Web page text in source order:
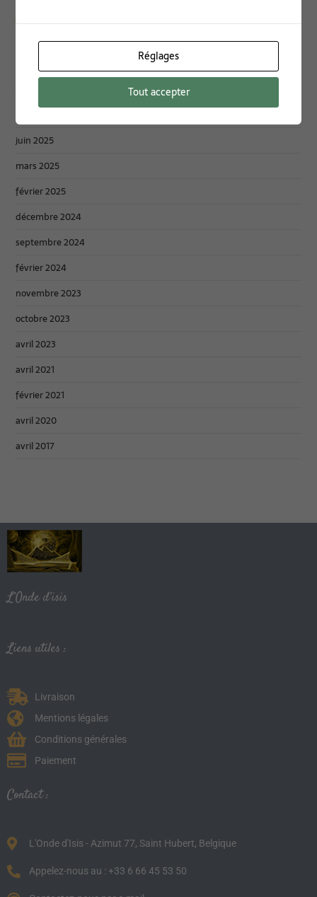
juin 2025
mars 2025
février 2025
décembre 2024
septembre 2024
février 2024
novembre 2023
octobre 2023
avril 2023
avril 2021
février 2021
avril 2020
avril 2017
L’Onde d’isis
Liens utiles :
Livraison
Mentions légales
Conditions générales
Paiement
Contact :
L'Onde d'Isis - Azimut 77, Saint Hubert, Belgique
Appelez-nous au : +33 6 66 45 53 50
Réglages
Tout accepter